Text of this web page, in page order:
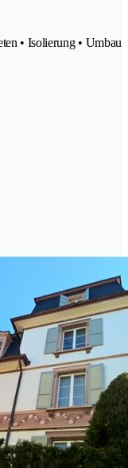
• Isolierung • Umbau